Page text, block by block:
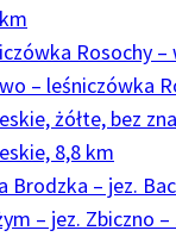
Rosochy –
– leśniczówka
żółte, bez
8,8 km
Brodzka – jez.
– jez. Zbiczno –